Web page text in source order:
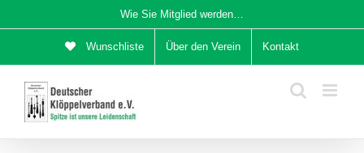
Inhalt
Wie Sie Mitglied werden…
Wunschliste Über den Verein Kontakt